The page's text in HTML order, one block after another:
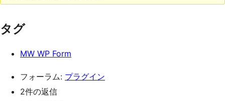
タグ
MW WP Form
フォーラム: プラグイン
2件の返信